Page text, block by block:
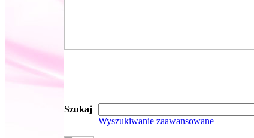
Szukaj
Wyszukiwanie zaawansowane